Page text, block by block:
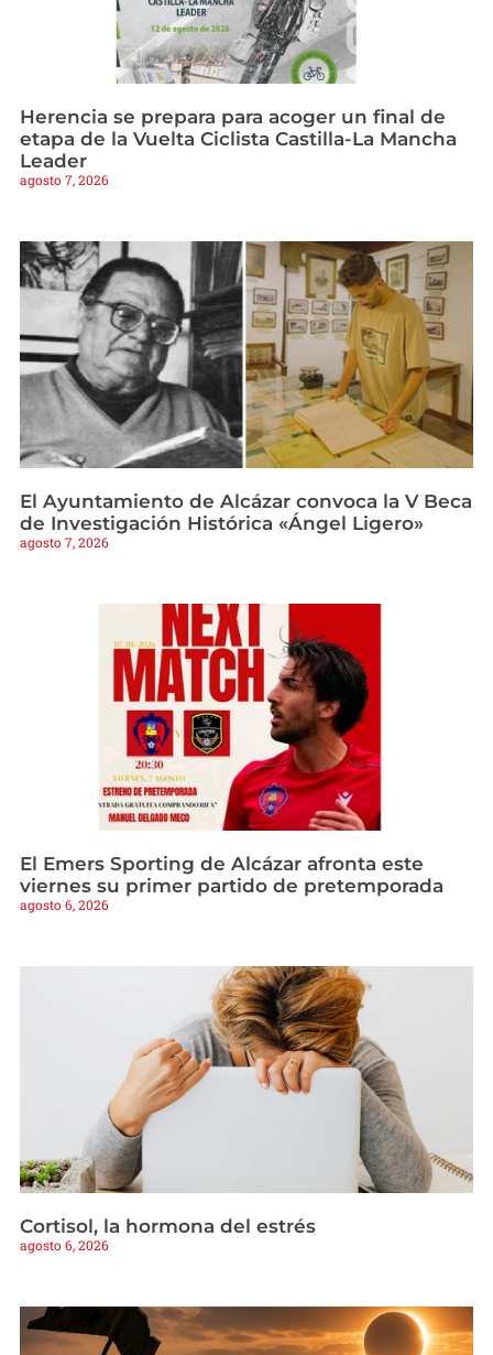
Herencia se prepara para acoger un final de
etapa de la Vuelta Ciclista Castilla-La Mancha
Leader
agosto 7, 2026
El Ayuntamiento de Alcázar convoca la V Beca
de Investigación Histórica «Ángel Ligero»
agosto 7, 2026
El Emers Sporting de Alcázar afronta este
viernes su primer partido de pretemporada
agosto 6, 2026
Cortisol, la hormona del estrés
agosto 6, 2026